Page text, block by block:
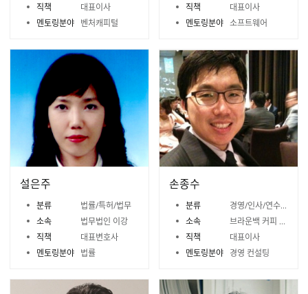
직책
대표이사
멘토링분야 벤처캐피털
직책
대표이사
멘토링분야 소프트웨어
설은주
분류
법률/특허/법무
소속
법무법인 이강
직책
대표변호사
멘토링분야 법률
손종수
분류
경영/인사/연수/노무
소속
브라운백 커피 주식회사
직책
대표이사
멘토링분야 경영 컨설팅